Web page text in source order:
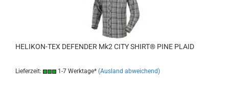
HELIKON-TEX DEFENDER Mk2 CITY SHIRT® PINE PLAID
Lieferzeit: 1-7 Werktage* (Ausland abweichend)